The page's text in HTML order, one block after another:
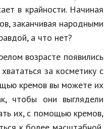
в крайности. Начиная
заканчивая народными
а что нет?
возрасте появились
за косметику с
кремов вы можете их
чтобы они выглядели
их, с помощью кремов,